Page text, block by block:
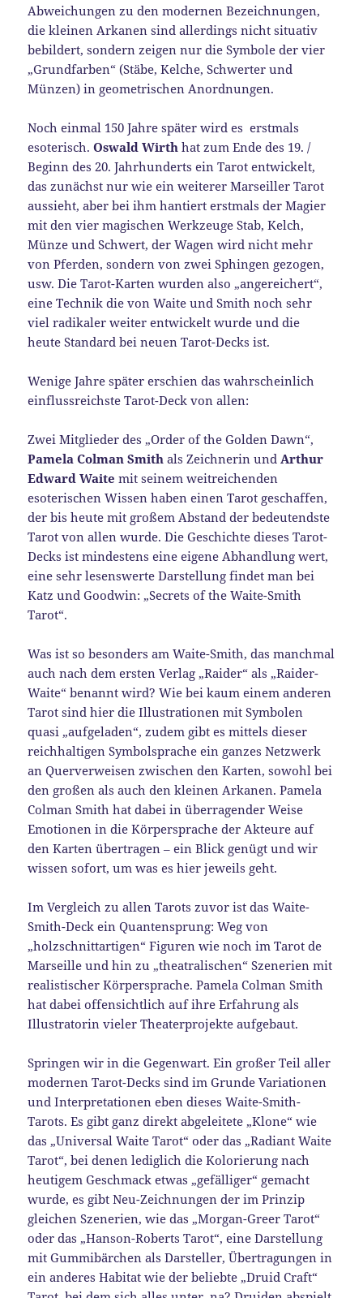
Abweichungen zu den modernen Bezeichnungen,
die kleinen Arkanen sind allerdings nicht situativ
bebildert, sondern zeigen nur die Symbole der vier
„Grundfarben“ (Stäbe, Kelche, Schwerter und
Münzen) in geometrischen Anordnungen.
Noch einmal 150 Jahre später wird es erstmals
esoterisch.Oswald Wirth hat zum Ende des 19. /
Beginn des 20. Jahrhunderts ein Tarot entwickelt,
das zunächst nur wie ein weiterer Marseiller Tarot
aussieht, aber bei ihm hantiert erstmals der Magier
mit den vier magischen Werkzeuge Stab, Kelch,
Münze und Schwert, der Wagen wird nicht mehr
von Pferden, sondern von zwei Sphingen gezogen,
usw. Die Tarot-Karten wurden also „angereichert“,
eine Technik die von Waite und Smith noch sehr
viel radikaler weiter entwickelt wurde und die
heute Standard bei neuen Tarot-Decks ist.
Wenige Jahre später erschien das wahrscheinlich
einflussreichste Tarot-Deck von allen:
Zwei Mitglieder des „Order of the Golden Dawn“,
Pamela Colman Smith als Zeichnerin und Arthur
Edward Waite mit seinem weitreichenden
esoterischen Wissen haben einen Tarot geschaffen,
der bis heute mit großem Abstand der bedeutendste
Tarot von allen wurde. Die Geschichte dieses Tarot-
Decks ist mindestens eine eigene Abhandlung wert,
eine sehr lesenswerte Darstellung findet man bei
Katz und Goodwin: „Secrets of the Waite-Smith
Tarot“.
Was ist so besonders am Waite-Smith, das manchmal
auch nach dem ersten Verlag „Raider“ als „Raider-
Waite“ benannt wird? Wie bei kaum einem anderen
Tarot sind hier die Illustrationen mit Symbolen
quasi „aufgeladen“, zudem gibt es mittels dieser
reichhaltigen Symbolsprache ein ganzes Netzwerk
an Querverweisen zwischen den Karten, sowohl bei
den großen als auch den kleinen Arkanen. Pamela
Colman Smith hat dabei in überragender Weise
Emotionen in die Körpersprache der Akteure auf
den Karten übertragen – ein Blick genügt und wir
wissen sofort, um was es hier jeweils geht.
Im Vergleich zu allen Tarots zuvor ist das Waite-
Smith-Deck ein Quantensprung: Weg von
„holzschnittartigen“ Figuren wie noch im Tarot de
Marseille und hin zu „theatralischen“ Szenerien mit
realistischer Körpersprache. Pamela Colman Smith
hat dabei offensichtlich auf ihre Erfahrung als
Illustratorin vieler Theaterprojekte aufgebaut.
Springen wir in die Gegenwart. Ein großer Teil aller
modernen Tarot-Decks sind im Grunde Variationen
und Interpretationen eben dieses Waite-Smith-
Tarots. Es gibt ganz direkt abgeleitete „Klone“ wie
das „Universal Waite Tarot“ oder das „Radiant Waite
Tarot“, bei denen lediglich die Kolorierung nach
heutigem Geschmack etwas „gefälliger“ gemacht
wurde, es gibt Neu-Zeichnungen der im Prinzip
gleichen Szenerien, wie das „Morgan-Greer Tarot“
oder das „Hanson-Roberts Tarot“, eine Darstellung
mit Gummibärchen als Darsteller, Übertragungen in
ein anderes Habitat wie der beliebte „Druid Craft“